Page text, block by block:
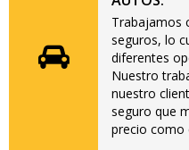
Trabajamos
seguros, lo
diferentes
Nuestro
nuestro
seguro que
precio como